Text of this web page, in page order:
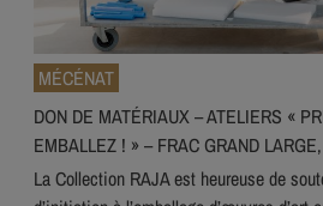
MÉCÉNAT
DON DE MATÉRIAUX – ATELIERS «
EMBALLEZ ! » – FRAC GRAND
La Collection RAJA est heureuse de